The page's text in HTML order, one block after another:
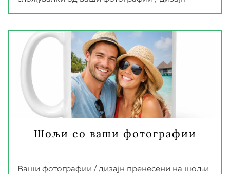
Шољи со ваши фотографии
Ваши фотографии / дизајн пренесени на шољи